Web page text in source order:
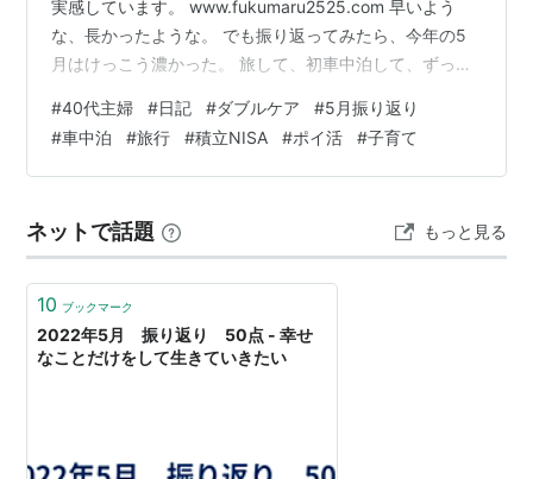
実感しています。 www.fukumaru2525.com 早いよう
な、長かったような。 でも振り返ってみたら、今年の5
月はけっこう濃かった。 旅して、初車中泊して、ずっと
えた」じゃなくて、「ちゃんと楽しめた月だったな」っ
て思えるのが、正直うれしいです。 せっかくなので、5
月の出来事をざっくり振り返らせてください。 GWは高
ク、今年は高知と香川に行ってきました。
www.fukumaru…
#40代主婦 #日記 #ダブルケア #5月振り返り
#車中泊 #旅行 #積立NISA #ポイ活 #子育て
ネットで話題 もっと見る
10 ブックマーク
2022年5月 振り返り 50点 - 幸せ
なことだけをして生きていきたい